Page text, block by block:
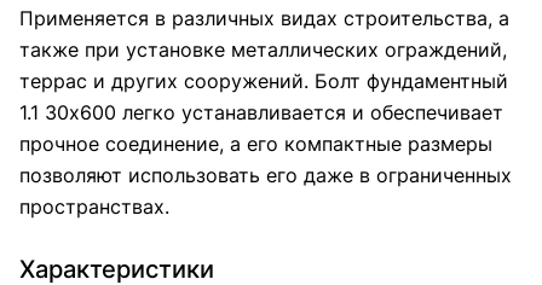
Применяется в различных видах строительства, а
также при установке металлических ограждений,
террас и других сооружений. Болт фундаментный
1.1 30х600 легко устанавливается и обеспечивает
прочное соединение, а его компактные размеры
позволяют использовать его даже в ограниченных
пространствах.
Характеристики